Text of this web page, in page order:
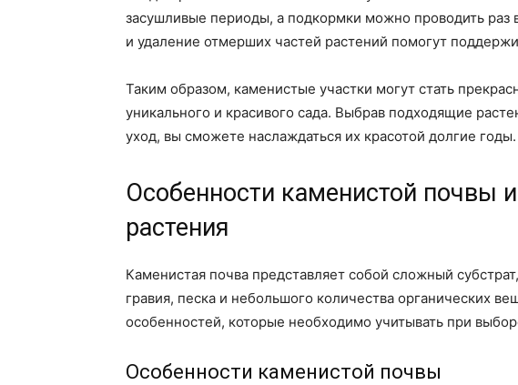
засушливые периоды, а подкормки можно проводить раз
и удаление отмерших частей растений помогут
Таким образом, каменистые участки могут стать
уникального и красивого сада. Выбрав подходящие
уход, вы сможете наслаждаться их красотой долгие годы.
Особенности каменистой почвы
растения
Каменистая почва представляет собой сложный
гравия, песка и небольшого количества органических
особенностей, которые необходимо учитывать при
Особенности каменистой почвы